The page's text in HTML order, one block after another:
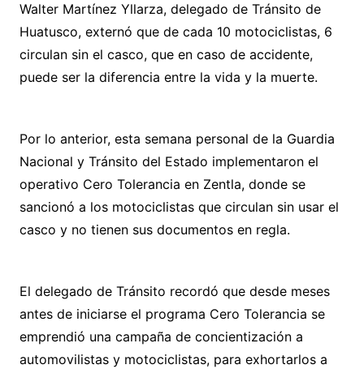
Walter Martínez Yllarza, delegado de Tránsito de
Huatusco, externó que de cada 10 motociclistas, 6
circulan sin el casco, que en caso de accidente,
puede ser la diferencia entre la vida y la muerte.
Por lo anterior, esta semana personal de la Guardia
Nacional y Tránsito del Estado implementaron el
operativo Cero Tolerancia en Zentla, donde se
sancionó a los motociclistas que circulan sin usar el
casco y no tienen sus documentos en regla.
El delegado de Tránsito recordó que desde meses
antes de iniciarse el programa Cero Tolerancia se
emprendió una campaña de concientización a
automovilistas y motociclistas, para exhortarlos a